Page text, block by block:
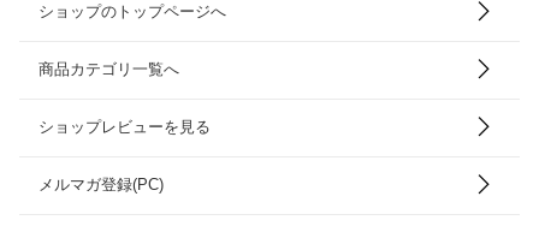
ショップのトップページへ
商品カテゴリ一覧へ
ショップレビューを見る
メルマガ登録(PC)